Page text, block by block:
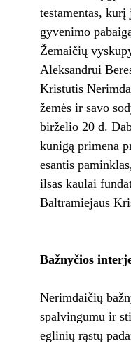
testamentas, kurį
gyvenimo
Žemaičių
Aleksandrui
Kristutis
žemės ir savo
birželio 20 d.
kunigą primena
esantis
ilsas kaulai
Baltramiejaus
Bažnyčios
Nerimdaičių
spalvingumu ir
eglinių rąstų